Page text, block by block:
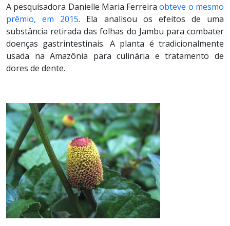
A pesquisadora Danielle Maria Ferreiraobteve o mesmo
prêmio, em 2015. Ela analisou os efeitos de uma
substância retirada das folhas do Jambu para combater
doenças gastrintestinais. A planta é tradicionalmente
usada na Amazônia para culinária e tratamento de
dores de dente.